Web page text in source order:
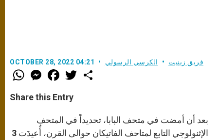
OCTOBER 28, 2022 04:21 فريق زينيت الكرسي الرسولي
W
h
t
s
M
e
s
e
g
e
r
F
a
e
b
o
k
w
r
Share this Entry
بعد أن أمضت في متحف البابا، تحديداً في المتحف
الإثنولوجي التابع لمتاحف الفاتيكان حوالى القرن، أُعيدَت 3